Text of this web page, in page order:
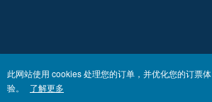
此网站使用 cookies 处理您的订单，并优化您的订票体
验。
了解更多